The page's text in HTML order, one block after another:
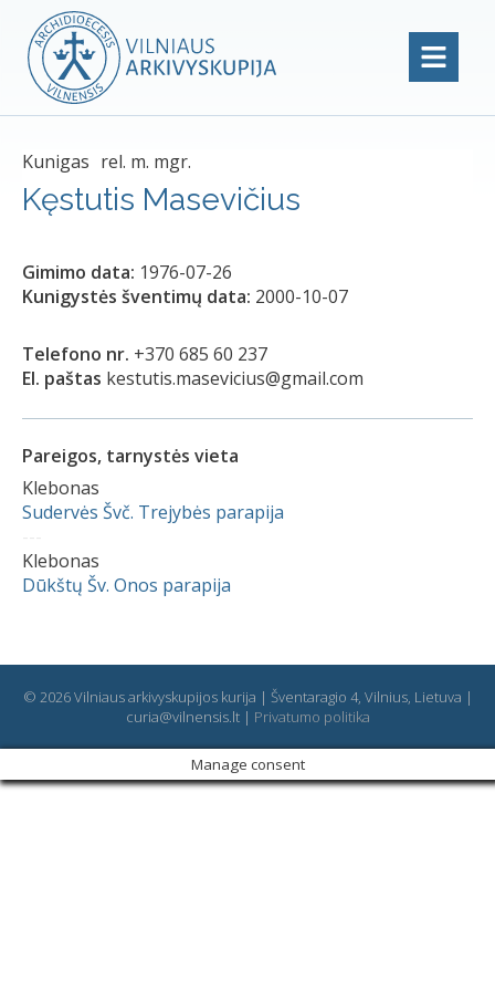
Kunigas rel. m. mgr.
Kęstutis Masevičius
Gimimo data: 1976-07-26
Kunigystės šventimų data: 2000-10-07
Telefono nr. +370 685 60 237
El. paštas kestutis.masevicius@gmail.com
Pareigos, tarnystės vieta
Klebonas
Sudervės Švč. Trejybės parapija
Klebonas
Dūkštų Šv. Onos parapija
© 2026 Vilniaus arkivyskupijos kurija | Šventaragio 4, Vilnius, Lietuva |
curia@vilnensis.lt | Privatumo politika
Manage consent